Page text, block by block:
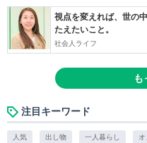
視点を変えれば、世の
たえたいこと。
社会人ライフ
も
注目キーワード
人気 出し物 一人暮らし